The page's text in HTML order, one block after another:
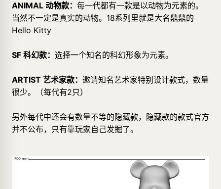
ANIMAL 动物款： 每一代都有一款是以动物为元素的。
当然不一定是真实的动物。18系列里就是大名鼎鼎的
Hello Kitty
SF 科幻款： 选择一个知名的科幻形象为元素。
ARTIST 艺术家款： 邀请知名艺术家特别设计款式，数量
很少。（每代有2只）
另外每代中还会有数量不等的隐藏款，隐藏款的款式官方
并不公布，只有靠玩家自己发掘了。